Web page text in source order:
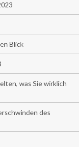
Blick
was Sie wirklich
des